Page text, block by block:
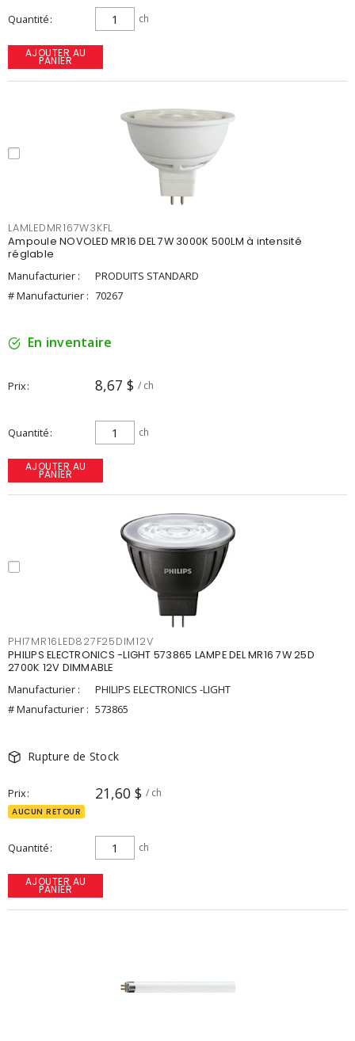
Quantité ch
AJOUTER AU
PANIER
LAMLEDMR167W3KFL
Ampoule NOVOLED MR16 DEL 7W 3000K 500LM à intensité
réglable
Manufacturier :
PRODUITS STANDARD
# Manufacturier : 70267
En inventaire
Prix 8,67 $ / ch
Quantité ch
AJOUTER AU
PANIER
PHI7MR16LED827F25DIM12V
PHILIPS ELECTRONICS -LIGHT 573865 LAMPE DEL MR16 7W 25D
2700K 12V DIMMABLE
Manufacturier :
PHILIPS ELECTRONICS -LIGHT
# Manufacturier : 573865
Rupture de Stock
Prix 21,60 $ / ch
AUCUN RETOUR
Quantité ch
AJOUTER AU
PANIER